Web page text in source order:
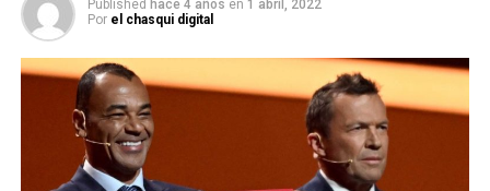
Published hace 4 años en 1 abril, 2022
Por el chasqui digital